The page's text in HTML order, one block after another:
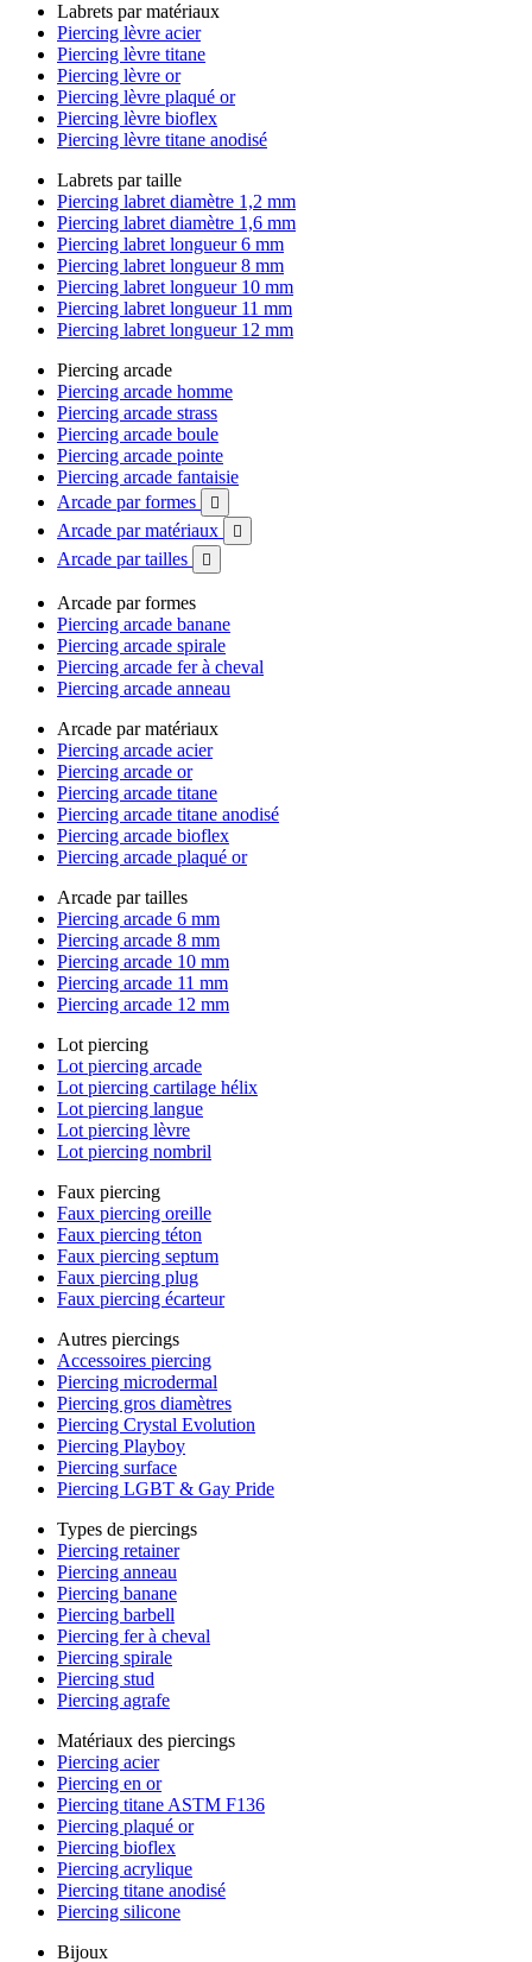
Labrets par matériaux
Piercing lèvre acier
Piercing lèvre titane
Piercing lèvre or
Piercing lèvre plaqué or
Piercing lèvre bioflex
Piercing lèvre titane anodisé
Labrets par taille
Piercing labret diamètre 1,2 mm
Piercing labret diamètre 1,6 mm
Piercing labret longueur 6 mm
Piercing labret longueur 8 mm
Piercing labret longueur 10 mm
Piercing labret longueur 11 mm
Piercing labret longueur 12 mm
Piercing arcade
Piercing arcade homme
Piercing arcade strass
Piercing arcade boule
Piercing arcade pointe
Piercing arcade fantaisie
Arcade par formes

Arcade par matériaux 
Arcade par tailles 
Arcade par formes
Piercing arcade banane
Piercing arcade spirale
Piercing arcade fer à cheval
Piercing arcade anneau
Arcade par matériaux
Piercing arcade acier
Piercing arcade or
Piercing arcade titane
Piercing arcade titane anodisé
Piercing arcade bioflex
Piercing arcade plaqué or
Arcade par tailles
Piercing arcade 6 mm
Piercing arcade 8 mm
Piercing arcade 10 mm
Piercing arcade 11 mm
Piercing arcade 12 mm
Lot piercing
Lot piercing arcade
Lot piercing cartilage hélix
Lot piercing langue
Lot piercing lèvre
Lot piercing nombril
Faux piercing
Faux piercing oreille
Faux piercing téton
Faux piercing septum
Faux piercing plug
Faux piercing écarteur
Autres piercings
Accessoires piercing
Piercing microdermal
Piercing gros diamètres
Piercing Crystal Evolution
Piercing Playboy
Piercing surface
Piercing LGBT & Gay Pride
Types de piercings
Piercing retainer
Piercing anneau
Piercing banane
Piercing barbell
Piercing fer à cheval
Piercing spirale
Piercing stud
Piercing agrafe
Matériaux des piercings
Piercing acier
Piercing en or
Piercing titane ASTM F136
Piercing plaqué or
Piercing bioflex
Piercing acrylique
Piercing titane anodisé
Piercing silicone
Bijoux